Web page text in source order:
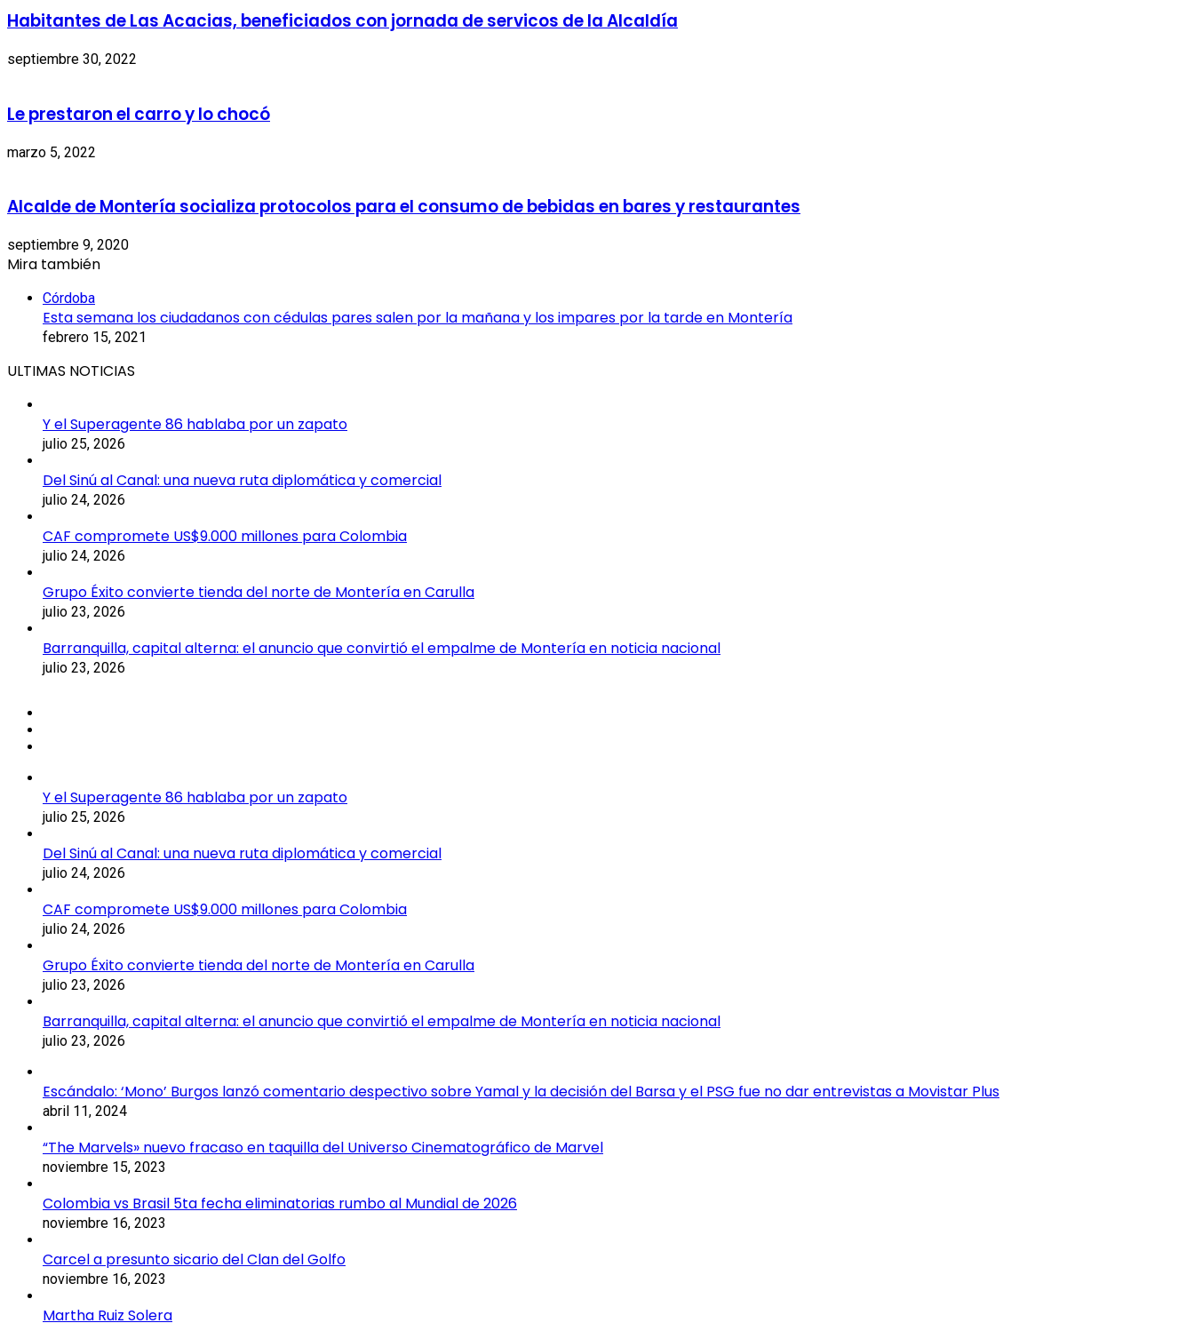
Habitantes de Las Acacias, beneficiados con jornada de servicos de la Alcaldía
septiembre 30, 2022
Le prestaron el carro y lo chocó
marzo 5, 2022
Alcalde de Montería socializa protocolos para el consumo de bebidas en bares y restaurantes
septiembre 9, 2020
Mira también
Córdoba
Esta semana los ciudadanos con cédulas pares salen por la mañana y los impares por la tarde en Montería
febrero 15, 2021
ULTIMAS NOTICIAS
Y el Superagente 86 hablaba por un zapato
julio 25, 2026
Del Sinú al Canal: una nueva ruta diplomática y comercial
julio 24, 2026
CAF compromete US$9.000 millones para Colombia
julio 24, 2026
Grupo Éxito convierte tienda del norte de Montería en Carulla
julio 23, 2026
Barranquilla, capital alterna: el anuncio que convirtió el empalme de Montería en noticia nacional
julio 23, 2026
Y el Superagente 86 hablaba por un zapato
julio 25, 2026
Del Sinú al Canal: una nueva ruta diplomática y comercial
julio 24, 2026
CAF compromete US$9.000 millones para Colombia
julio 24, 2026
Grupo Éxito convierte tienda del norte de Montería en Carulla
julio 23, 2026
Barranquilla, capital alterna: el anuncio que convirtió el empalme de Montería en noticia nacional
julio 23, 2026
Escándalo: ‘Mono’ Burgos lanzó comentario despectivo sobre Yamal y la decisión del Barsa y el PSG fue no dar entrevistas a Movistar Plus
abril 11, 2024
“The Marvels» nuevo fracaso en taquilla del Universo Cinematográfico de Marvel
noviembre 15, 2023
Colombia vs Brasil 5ta fecha eliminatorias rumbo al Mundial de 2026
noviembre 16, 2023
Carcel a presunto sicario del Clan del Golfo
noviembre 16, 2023
Martha Ruiz Solera